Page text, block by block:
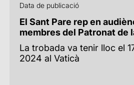
Data de publicació
El Sant Pare rep en
membres del Patronat de
La trobada va tenir lloc el
2024 al Vaticà